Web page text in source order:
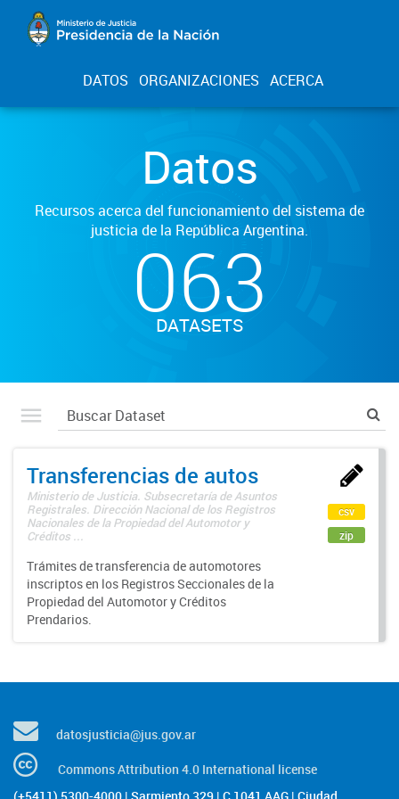
DATOS ORGANIZACIONES ACERCA
Datos
Recursos acerca del funcionamiento del sistema de
justicia de la República Argentina.
063
DATASETS
Transferencias de autos
Ministerio de Justicia. Subsecretaría de Asuntos
Registrales. Dirección Nacional de los Registros
Nacionales de la Propiedad del Automotor y
Créditos ...
Trámites de transferencia de automotores
inscriptos en los Registros Seccionales de la
Propiedad del Automotor y Créditos
Prendarios.
csv
zip
datosjusticia@jus.gov.ar
Commons Attribution 4.0 International license